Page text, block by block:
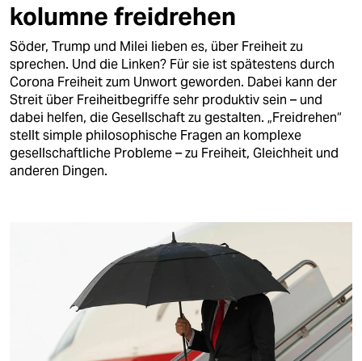
politik
öko
gesellschaft
kultur
sport
kolumne freidrehen
Söder, Trump und Milei lieben es, über Freiheit zu
sprechen. Und die Linken? Für sie ist spätestens durch
Corona Freiheit zum Unwort geworden. Dabei kann der
Streit über Freiheitbegriffe sehr produktiv sein – und
dabei helfen, die Gesellschaft zu gestalten. „Freidrehen“
stellt simple philosophische Fragen an komplexe
gesellschaftliche Probleme – zu Freiheit, Gleichheit und
anderen Dingen.